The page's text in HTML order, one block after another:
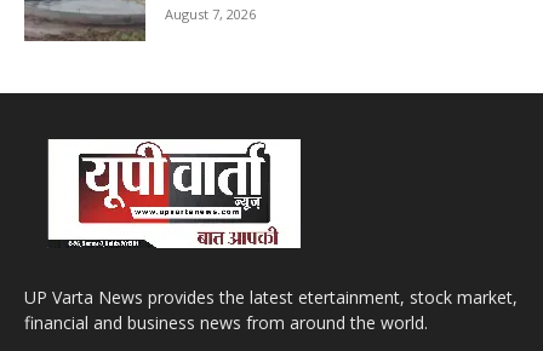
August 7, 2026
UP Varta News provides the latest etertainment, stock market,
financial and business news from around the world.